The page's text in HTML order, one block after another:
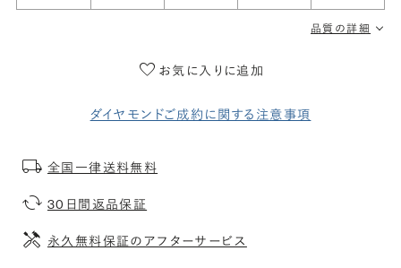
品質の詳細
お気に入りに追加
ダイヤモンドご成約に関する注意事項
全国一律送料無料
30日間返品保証
永久無料保証のアフターサービス